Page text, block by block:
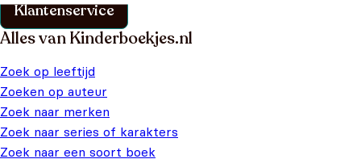
Klantenservice
Alles van Kinderboekjes.nl
Zoek op leeftijd
Zoeken op auteur
Zoek naar merken
Zoek naar series of karakters
Zoek naar een soort boek